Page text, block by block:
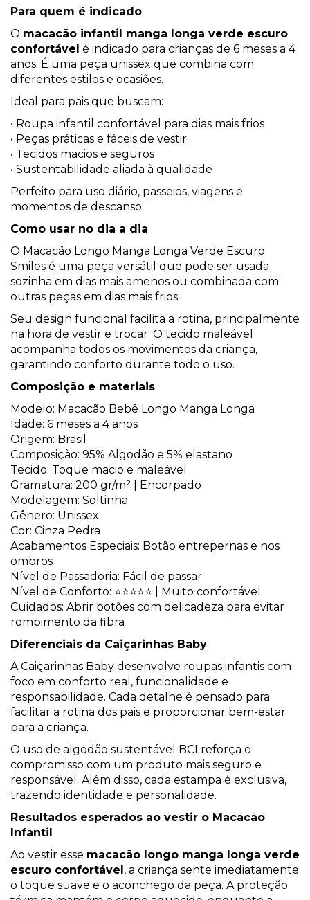
Para quem é indicado
O macacão infantil manga longa verde escuro
confortável é indicado para crianças de 6 meses a 4
anos. É uma peça unissex que combina com
diferentes estilos e ocasiões.
Ideal para pais que buscam:
• Roupa infantil confortável para dias mais frios
• Peças práticas e fáceis de vestir
• Tecidos macios e seguros
• Sustentabilidade aliada à qualidade
Perfeito para uso diário, passeios, viagens e
momentos de descanso.
Como usar no dia a dia
O Macacão Longo Manga Longa Verde Escuro
Smiles é uma peça versátil que pode ser usada
sozinha em dias mais amenos ou combinada com
outras peças em dias mais frios.
Seu design funcional facilita a rotina, principalmente
na hora de vestir e trocar. O tecido maleável
acompanha todos os movimentos da criança,
garantindo conforto durante todo o uso.
Composição e materiais
Modelo: Macacão Bebê Longo Manga Longa
Idade: 6 meses a 4 anos
Origem: Brasil
Composição: 95% Algodão e 5% elastano
Tecido: Toque macio e maleável
Gramatura: 200 gr/m² | Encorpado
Modelagem: Soltinha
Gênero: Unissex
Cor: Cinza Pedra
Acabamentos Especiais: Botão entrepernas e nos
ombros
Nível de Passadoria: Fácil de passar
Nível de Conforto: ⭐⭐⭐⭐⭐ | Muito confortável
Cuidados: Abrir botões com delicadeza para evitar
rompimento da fibra
Diferenciais da Caiçarinhas Baby
A Caiçarinhas Baby desenvolve roupas infantis com
foco em conforto real, funcionalidade e
responsabilidade. Cada detalhe é pensado para
facilitar a rotina dos pais e proporcionar bem-estar
para a criança.
O uso de algodão sustentável BCI reforça o
compromisso com um produto mais seguro e
responsável. Além disso, cada estampa é exclusiva,
trazendo identidade e personalidade.
Resultados esperados ao vestir o Macacão
Infantil
Ao vestir esse macacão longo manga longa verde
escuro confortável , a criança sente imediatamente
o toque suave e o aconchego da peça. A proteção